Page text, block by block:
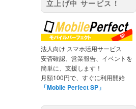
立上げ中 サービス！
法人向け スマホ活用サービス
安否確認、営業報告、イベントを
簡単に、支援します！
月額100円で、すぐに利用開始
「Mobile Perfect SP」